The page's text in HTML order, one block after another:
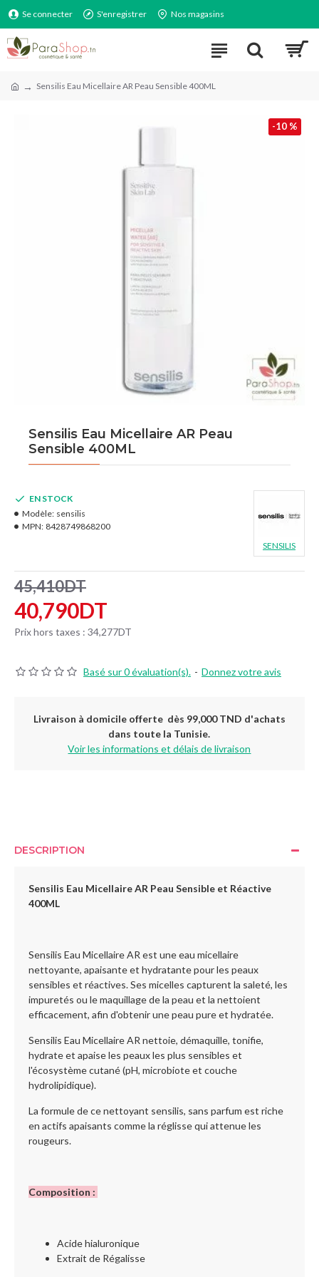
Se connecter S'enregistrer Nos magasins
Sensilis Eau Micellaire AR Peau Sensible 400ML
-10 %
Sensilis Eau Micellaire AR Peau
Sensible 400ML
Basé sur 0 évaluation(s). - Donnez votre avis
40,790DT
45,410DT
Prix hors taxes : 34,277DT
EN STOCK
Modèle: sensilis
MPN: 8428749868200
SENSILIS
Livraison à domicile offerte dès 99,000 TND d'achats
dans toute la Tunisie.
Voir les informations et délais de livraison
DESCRIPTION
Sensilis Eau Micellaire AR Peau Sensible et Réactive
400ML
Sensilis Eau Micellaire AR est une eau micellaire
nettoyante, apaisante et hydratante pour les peaux
sensibles et réactives. Ses micelles capturent la saleté, les
impuretés ou le maquillage de la peau et la nettoient
efficacement, afin d'obtenir une peau pure et hydratée.
Sensilis Eau Micellaire AR nettoie, démaquille, tonifie,
hydrate et apaise les peaux les plus sensibles et
l'écosystème cutané (pH, microbiote et couche
hydrolipidique).
La formule de ce nettoyant sensilis, sans parfum est riche
en actifs apaisants comme la réglisse qui attenue les
rougeurs.
Composition :
Acide hialuronique
Extrait de Régalisse